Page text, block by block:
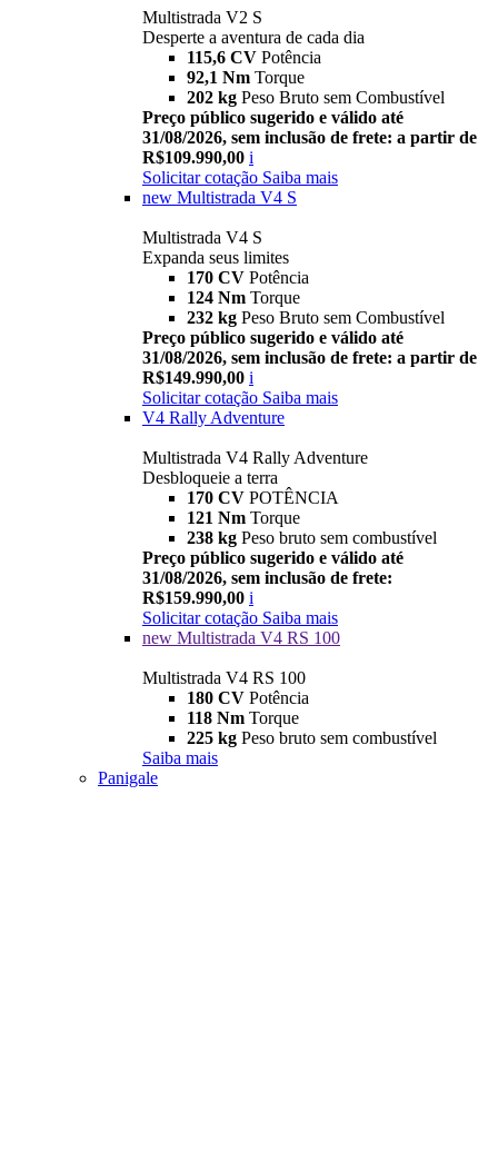
Multistrada V2 S
Desperte a aventura de cada dia
115,6 CV Potência
92,1 Nm Torque
202 kg Peso Bruto sem Combustível
Preço público sugerido e válido até
31/08/2026, sem inclusão de frete: a partir de
R$109.990,00 i
Solicitar cotação Saiba mais
new Multistrada V4 S
Multistrada V4 S
Expanda seus limites
170 CV Potência
124 Nm Torque
232 kg Peso Bruto sem Combustível
Preço público sugerido e válido até
31/08/2026, sem inclusão de frete: a partir de
R$149.990,00 i
Solicitar cotação Saiba mais
V4 Rally Adventure
Multistrada V4 Rally Adventure
Desbloqueie a terra
170 CV POTÊNCIA
121 Nm Torque
238 kg Peso bruto sem combustível
Preço público sugerido e válido até
31/08/2026, sem inclusão de frete:
R$159.990,00 i
Solicitar cotação Saiba mais
new Multistrada V4 RS 100
Multistrada V4 RS 100
180 CV Potência
118 Nm Torque
225 kg Peso bruto sem combustível
Saiba mais
Panigale